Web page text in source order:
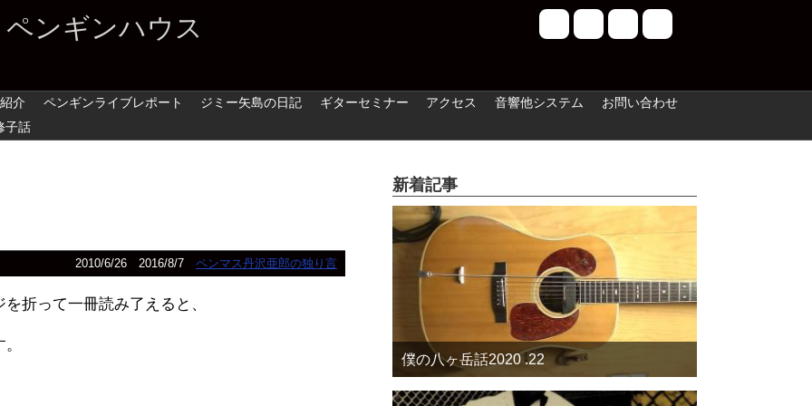
ンギンハウス
介 ペンギンライブレポート ジミー矢島の日記 ギターセミナー アクセス 音響他システム
お問い合わせ
子話
2010/6/26 2016/8/7 ペンマス丹沢亜郎の独り言
折って一冊読み了えると、
新着記事
僕の八ヶ岳話2020 .22